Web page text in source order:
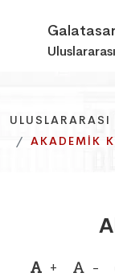
AKADEMIK
AKADEMIK
AKADEMIK
+ -